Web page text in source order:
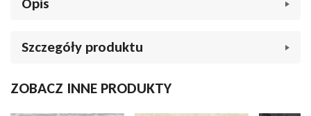
beż- pomysł na szybką metamorfozę Twojego wnętrza!
imituje trawę sizalową w odcieniu kremowym. Wzór tapety
Szczegóły produktu
Indeks029461
ZOBACZ INNE PRODUKTY